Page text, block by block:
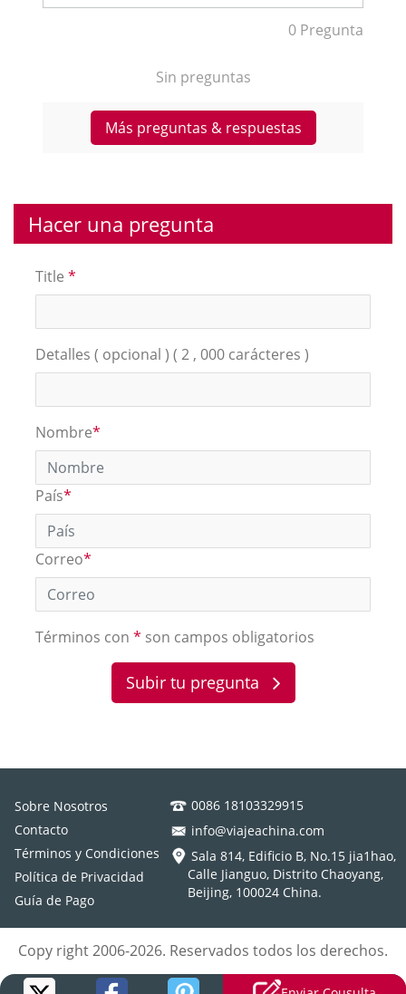
0 Pregunta
Sin preguntas
Más preguntas & respuestas
Hacer una pregunta
Title *
Detalles ( opcional ) ( 2 , 000 carácteres )
Nombre*
País*
Correo*
Términos con * son campos obligatorios
Sobre Nosotros
Contacto
Términos y Condiciones
Política de Privacidad
Guía de Pago
0086 18103329915
info@viajeachina.com
Sala 814, Edificio B, No.15 jia1hao,
Calle Jianguo, Distrito Chaoyang,
Beijing, 100024 China.
Copy right 2006-2026. Reservados todos los derechos.